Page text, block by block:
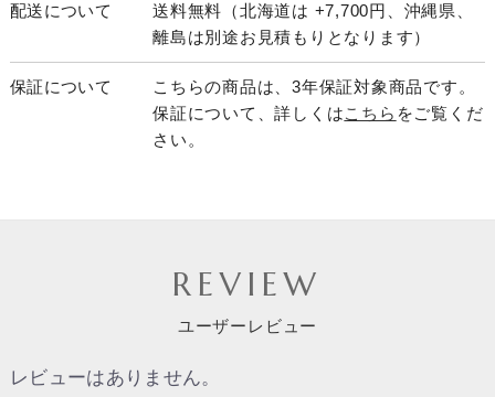
配送について
送料無料（北海道は +7,700円、沖縄県、
離島は別途お見積もりとなります）
保証について
こちらの商品は、3年保証対象商品です。
保証について、詳しくはこちら をご覧くだ
さい。
REVIEW
ユーザーレビュー
レビューはありません。